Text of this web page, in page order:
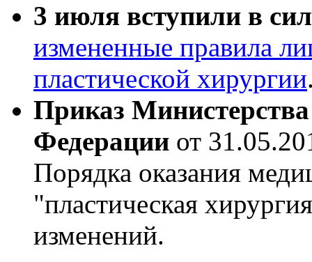
3 июля вступили в
измененные правила
пластической хирургии
Приказ Министерства
Федерации от
Порядка оказания
"пластическая
изменений.